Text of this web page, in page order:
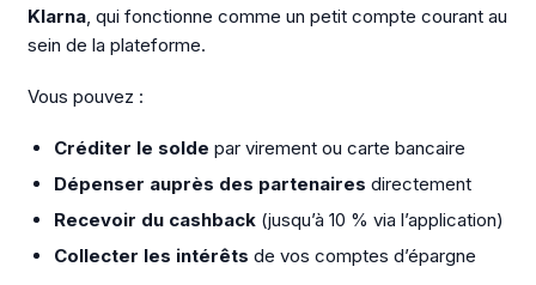
Klarna, qui fonctionne comme un petit compte courant au
sein de la plateforme.
Vous pouvez :
Créditer le solde par virement ou carte bancaire
Dépenser auprès des partenaires directement
Recevoir du cashback (jusqu’à 10 % via l’application)
Collecter les intérêts de vos comptes d’épargne